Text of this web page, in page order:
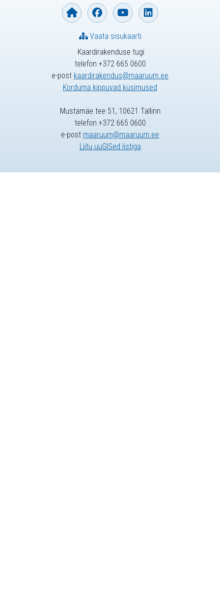
Kaardirakenduse tugi
telefon +372 665 0600
e-post kaardirakendus@maaruum.ee
Korduma kippuvad küsimused
Vaata sisukaarti
Mustamäe tee 51, 10621 Tallinn
telefon +372 665 0600
e-post maaruum@maaruum.ee
Liitu uuGISed listiga